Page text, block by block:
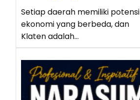
Setiap daerah memiliki potensi
ekonomi yang berbeda, dan
Klaten adalah…